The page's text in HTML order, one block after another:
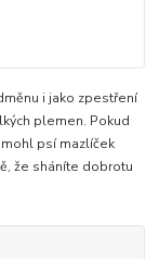
i jako zpestření
plemen. Pokud
psí mazlíček
že sháníte dobrotu